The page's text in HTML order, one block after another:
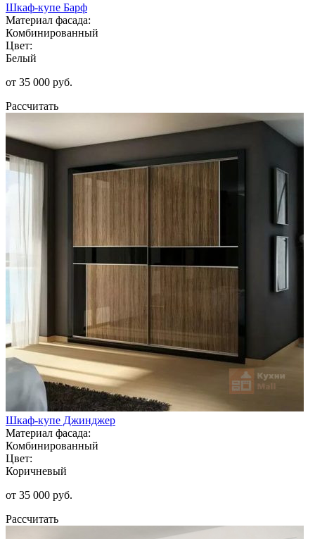
Шкаф-купе Барф
Материал фасада:
Комбинированный
Цвет:
Белый
от 35 000 руб.
Рассчитать
Шкаф-купе Джинджер
Материал фасада:
Комбинированный
Цвет:
Коричневый
от 35 000 руб.
Рассчитать